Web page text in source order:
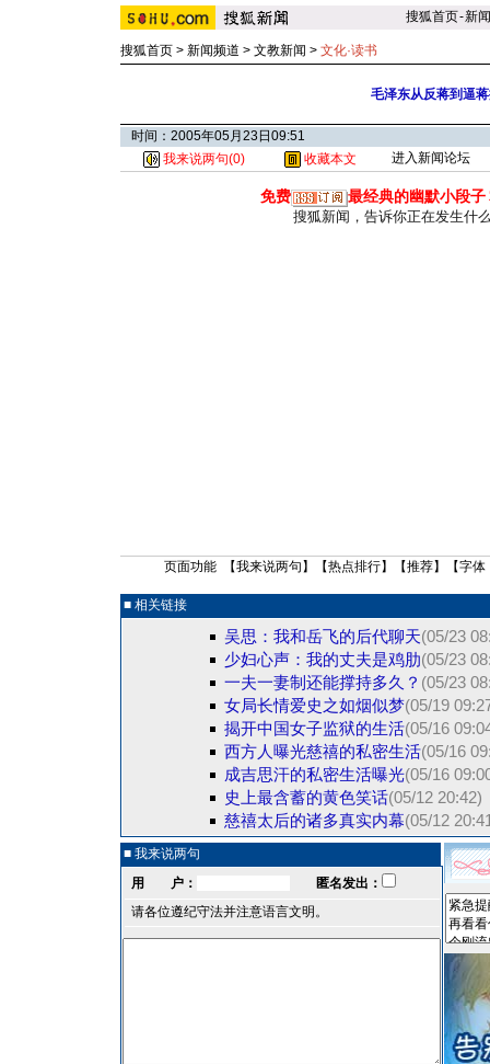
搜狐首页-新闻
搜狐首页 > 新闻频道 > 文教新闻 > 文化·读书
毛泽东从反蒋到逼
时间：2005年05月23日09:51
我来说两句(0) 收藏本文 进入新闻论坛
免费 最经典的幽默小段子
搜狐新闻，告诉你正在发生什
页面功能 【我来说两句 】【热点排行】【推荐】【字体
■ 相关链接
吴思：我和岳飞的后代聊天(05/23
少妇心声：我的丈夫是鸡肋(05/23
一夫一妻制还能撑持多久？ (05/23
女局长情爱史之如烟似梦(05/19
揭开中国女子监狱的生活(05/16
西方人曝光慈禧的私密生活(05/16
成吉思汗的私密生活曝光(05/16
史上最含蓄的黄色笑话(05/12 20:42)
慈禧太后的诸多真实内幕(05/12
■ 我来说两句
用 户：
匿名发出：
请各位遵纪守法并注意语言文明。